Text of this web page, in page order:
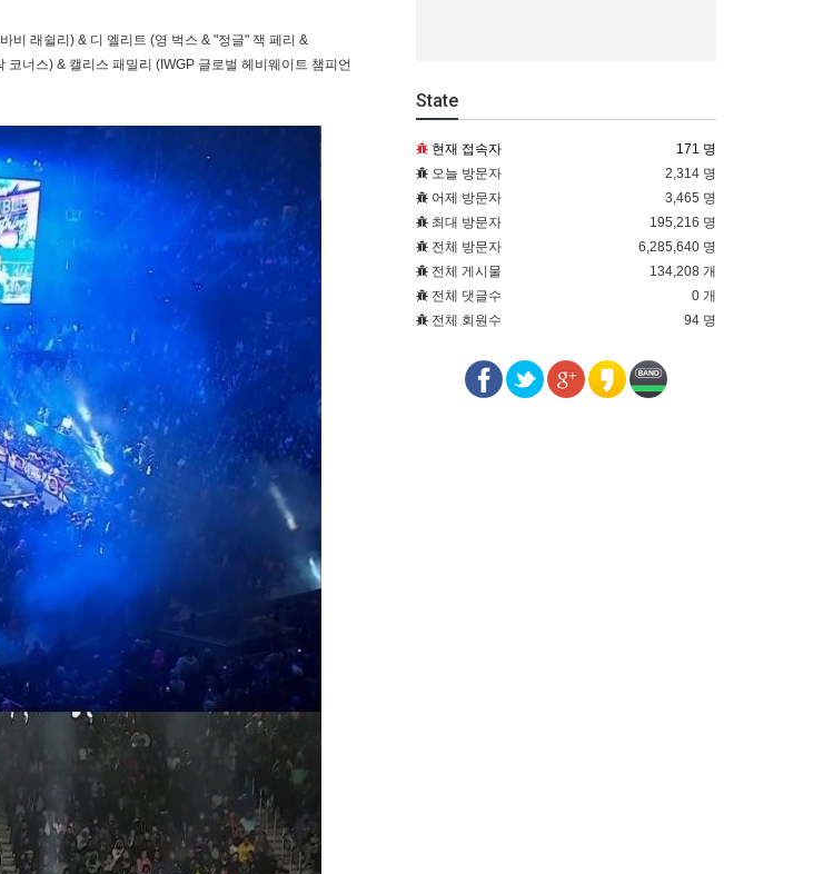
비 래쉴리) & 디 엘리트 (영 벅스 & "정글" 잭 페리 &
너스) & 캘리스 패밀리 (IWGP 글로벌 헤비웨이트 챔피언
State
현재 접속자
171 명
오늘 방문자
2,314 명
어제 방문자
3,465 명
최대 방문자
195,216 명
전체 방문자
6,285,640 명
전체 게시물
134,208 개
전체 댓글수
0 개
전체 회원수
94 명